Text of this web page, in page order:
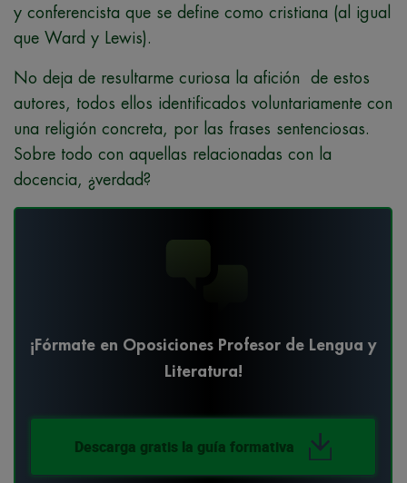
y conferencista que se define como cristiana (al igual
que Ward y Lewis).
No deja de resultarme curiosa la afición de estos
autores, todos ellos identificados voluntariamente con
una religión concreta, por las frases sentenciosas.
Sobre todo con aquellas relacionadas con la
docencia, ¿verdad?
¡Fórmate en Oposiciones Profesor de Lengua y
Literatura!
Descarga gratis la guía formativa